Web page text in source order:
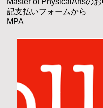
Master of PhysicalArtsの
記支払いフォームから
MPA